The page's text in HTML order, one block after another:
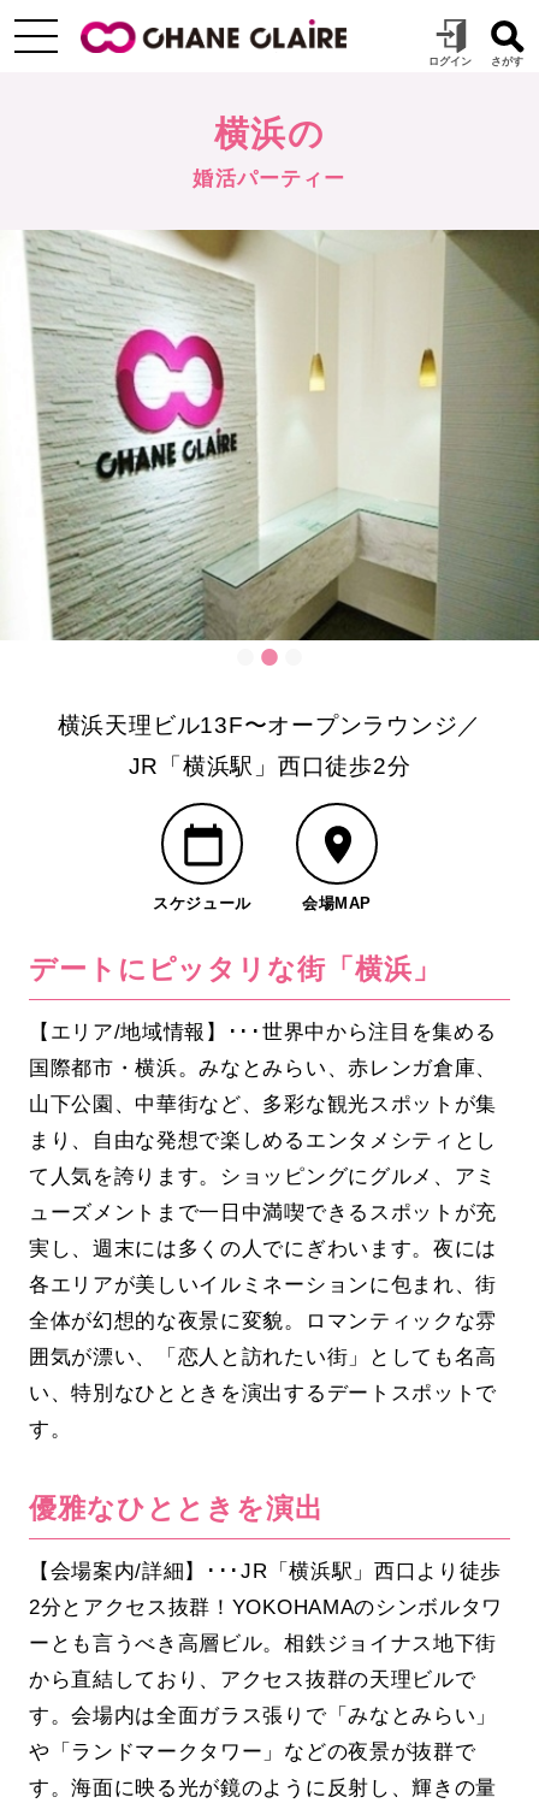
横浜の
婚活パーティー
横浜天理ビル13F〜オープンラウンジ／
JR「横浜駅」西口徒歩2分
スケジュール 会場MAP
デートにピッタリな街「横浜」
【エリア/地域情報】･･･世界中から注目を集める
国際都市・横浜。みなとみらい、赤レンガ倉庫、
山下公園、中華街など、多彩な観光スポットが集
まり、自由な発想で楽しめるエンタメシティとし
て人気を誇ります。ショッピングにグルメ、アミ
ューズメントまで一日中満喫できるスポットが充
実し、週末には多くの人でにぎわいます。夜には
各エリアが美しいイルミネーションに包まれ、街
全体が幻想的な夜景に変貌。ロマンティックな雰
囲気が漂い、「恋人と訪れたい街」としても名高
い、特別なひとときを演出するデートスポットで
す。
優雅なひとときを演出
【会場案内/詳細】･･･JR「横浜駅」西口より徒歩
2分とアクセス抜群！YOKOHAMAのシンボルタワ
ーとも言うべき高層ビル。相鉄ジョイナス地下街
から直結しており、アクセス抜群の天理ビルで
す。会場内は全面ガラス張りで「みなとみらい」
や「ランドマークタワー」などの夜景が抜群で
す。海面に映る光が鏡のように反射し、輝きの量